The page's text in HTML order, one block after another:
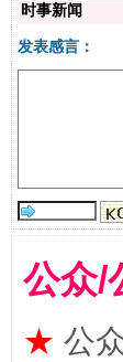
时事新闻
发表感言：
公众/
★ 公